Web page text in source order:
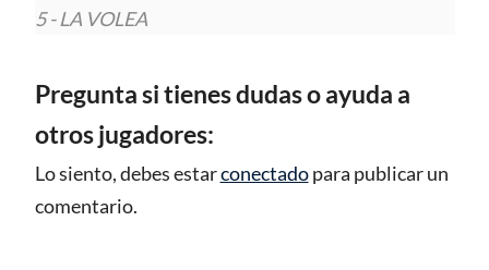
5 - LA VOLEA
Pregunta si tienes dudas o ayuda a
otros jugadores:
Lo siento, debes estarconectadopara publicar un
comentario.